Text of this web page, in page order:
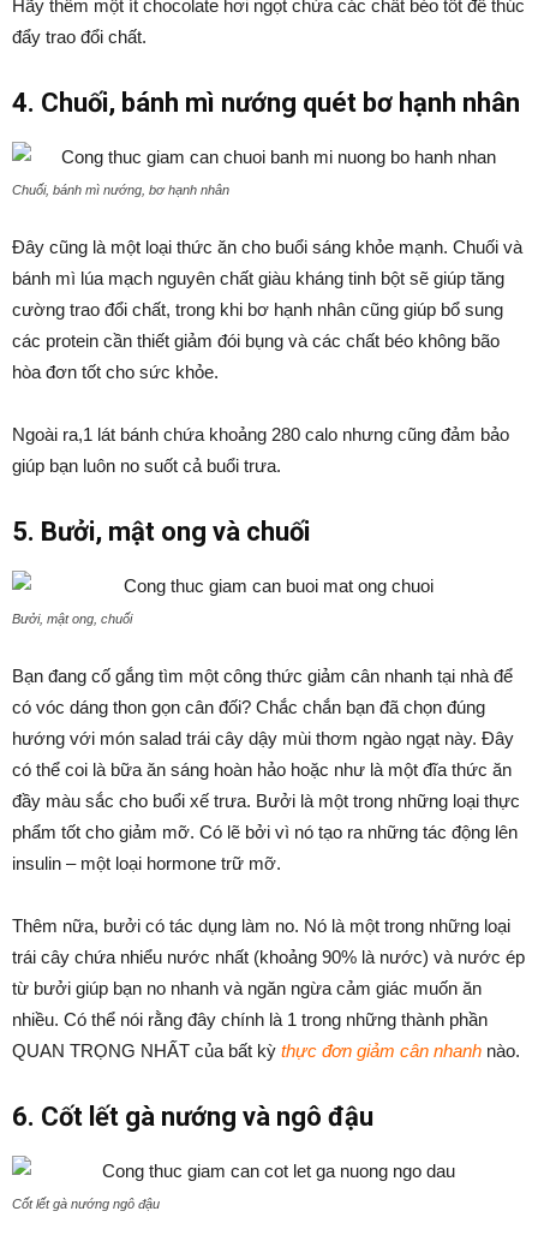
Hãy thêm một ít chocolate hơi ngọt chứa các chất béo tốt để thúc
đẩy trao đổi chất.
4. Chuối, bánh mì nướng quét bơ hạnh nhân
Chuối, bánh mì nướng, bơ hạnh nhân
Đây cũng là một loại thức ăn cho buổi sáng khỏe mạnh. Chuối và
bánh mì lúa mạch nguyên chất giàu kháng tinh bột sẽ giúp tăng
cường trao đổi chất, trong khi bơ hạnh nhân cũng giúp bổ sung
các protein cần thiết giảm đói bụng và các chất béo không bão
hòa đơn tốt cho sức khỏe.
Ngoài ra,1 lát bánh chứa khoảng 280 calo nhưng cũng đảm bảo
giúp bạn luôn no suốt cả buổi trưa.
5. Bưởi, mật ong và chuối
Bưởi, mật ong, chuối
Bạn đang cố gắng tìm một công thức giảm cân nhanh tại nhà để
có vóc dáng thon gọn cân đối? Chắc chắn bạn đã chọn đúng
hướng với món salad trái cây dậy mùi thơm ngào ngạt này. Đây
có thể coi là bữa ăn sáng hoàn hảo hoặc như là một đĩa thức ăn
đầy màu sắc cho buổi xế trưa. Bưởi là một trong những loại thực
phẩm tốt cho giảm mỡ. Có lẽ bởi vì nó tạo ra những tác động lên
insulin – một loại hormone trữ mỡ.
Thêm nữa, bưởi có tác dụng làm no. Nó là một trong những loại
trái cây chứa nhiểu nước nhất (khoảng 90% là nước) và nước ép
từ bưởi giúp bạn no nhanh và ngăn ngừa cảm giác muốn ăn
nhiều. Có thể nói rằng đây chính là 1 trong những thành phần
QUAN TRỌNG NHẤT của bất kỳ thực đơn giảm cân nhanh nào.
6. Cốt lết gà nướng và ngô đậu
Cốt lết gà nướng ngô đậu